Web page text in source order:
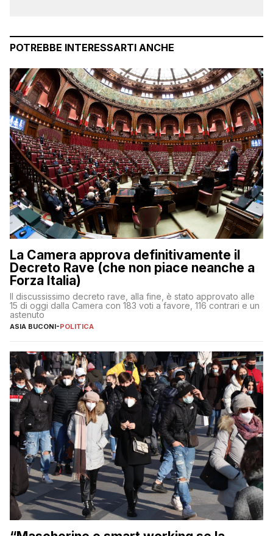
POTREBBE INTERESSARTI ANCHE
La Camera approva definitivamente il
Decreto Rave (che non piace neanche a
Forza Italia)
Il discussissimo decreto rave, alla fine, è stato approvato alle
15 di oggi dalla Camera con 183 voti a favore, 116 contrari e un
astenuto
ASIA BUCONI-POLITICA